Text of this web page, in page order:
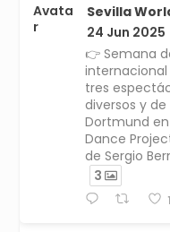
Avata
r
Sevilla
24 Jun 2025
👉 Semana
internacional
tres
diversos y de
Dortmund en
Dance
de Sergio
3
1